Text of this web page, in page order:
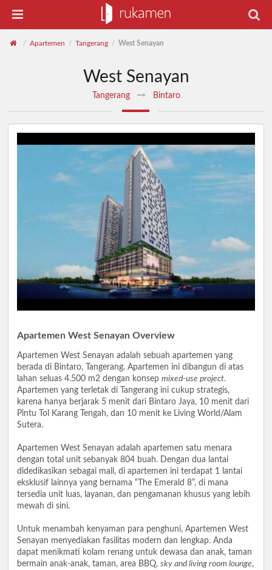
/ Apartemen / Tangerang / West Senayan
West Senayan
Tangerang Bintaro
Apartemen West Senayan Overview
Apartemen West Senayan adalah sebuah apartemen yang
berada di Bintaro, Tangerang. Apartemen ini dibangun di atas
lahan seluas 4.500 m2 dengan konsep mixed-use project.
Apartemen yang terletak di Tangerang ini cukup strategis,
karena hanya berjarak 5 menit dari Bintaro Jaya, 10 menit dari
Pintu Tol Karang Tengah, dan 10 menit ke Living World/Alam
Sutera.
Apartemen West Senayan adalah apartemen satu menara
dengan total unit sebanyak 804 buah. Dengan dua lantai
didedikasikan sebagai mall, di apartemen ini terdapat 1 lantai
eksklusif lainnya yang bernama “The Emerald 8”, di mana
tersedia unit luas, layanan, dan pengamanan khusus yang lebih
mewah di sini.
Untuk menambah kenyaman para penghuni, Apartemen West
Senayan menyediakan fasilitas modern dan lengkap. Anda
dapat menikmati kolam renang untuk dewasa dan anak, taman
bermain anak-anak, taman, area BBQ, sky and living room lounge,